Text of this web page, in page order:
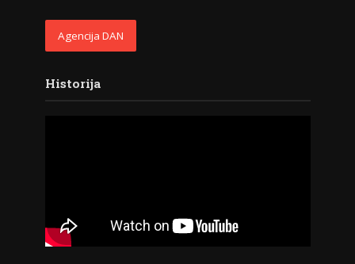
Agencija DAN
Historija